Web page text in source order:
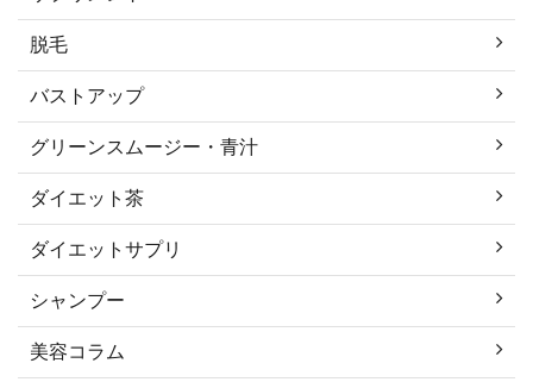
脱毛
バストアップ
グリーンスムージー・青汁
ダイエット茶
ダイエットサプリ
シャンプー
美容コラム